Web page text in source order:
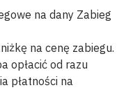
na dany Zabieg
na cenę zabiegu.
opłacić od razu
płatności na